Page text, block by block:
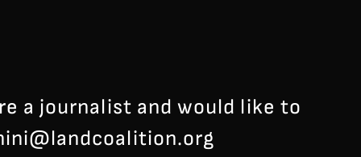
a journalist and would like to